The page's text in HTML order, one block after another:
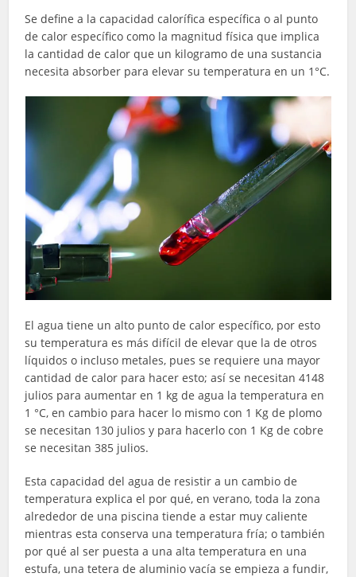
Se define a la capacidad calorífica específica o al punto
de calor específico como la magnitud física que implica
la cantidad de calor que un kilogramo de una sustancia
necesita absorber para elevar su temperatura en un 1°C.
El agua tiene un alto punto de calor específico, por esto
su temperatura es más difícil de elevar que la de otros
líquidos o incluso metales, pues se requiere una mayor
cantidad de calor para hacer esto; así se necesitan 4148
julios para aumentar en 1 kg de agua la temperatura en
1 °C, en cambio para hacer lo mismo con 1 Kg de plomo
se necesitan 130 julios y para hacerlo con 1 Kg de cobre
se necesitan 385 julios.
Esta capacidad del agua de resistir a un cambio de
temperatura explica el por qué, en verano, toda la zona
alrededor de una piscina tiende a estar muy caliente
mientras esta conserva una temperatura fría; o también
por qué al ser puesta a una alta temperatura en una
estufa, una tetera de aluminio vacía se empieza a fundir,